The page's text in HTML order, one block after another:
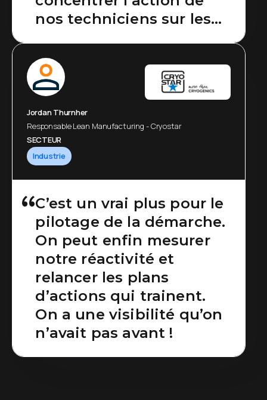
nos techniciens sur les
essentielles et gagner en
efficience globale.
Jordan Thurnher
Responsable Lean Manufacturing - Cryostar
SECTEUR
Industrie
C’est un vrai plus pour le
pilotage de la démarche.
On peut enfin mesurer
notre réactivité et
relancer les plans
d’actions qui trainent.
On a une visibilité qu’on
n’avait pas avant !